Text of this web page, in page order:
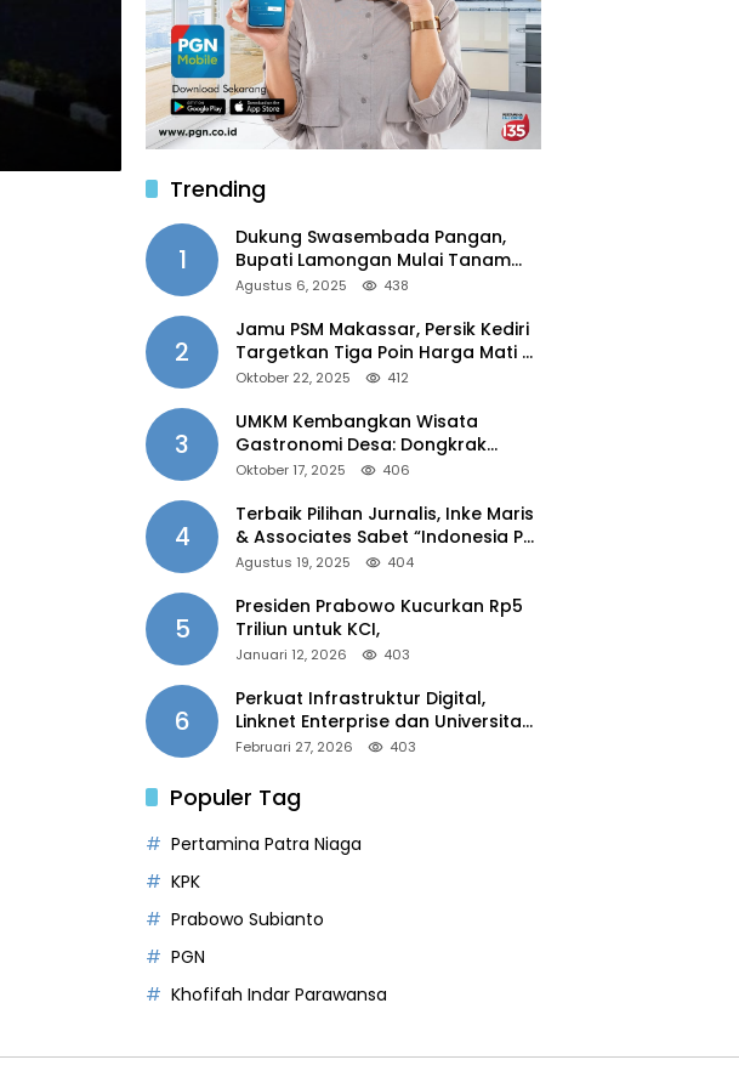
Trending
1
Dukung Swasembada Pangan,
Bupati Lamongan Mulai Tanam
Padi Musim Ketiga
Agustus 6, 2025 438
2
Jamu PSM Makassar, Persik Kediri
Targetkan Tiga Poin Harga Mati di
Kandang
Oktober 22, 2025 412
3
UMKM Kembangkan Wisata
Gastronomi Desa: Dongkrak
Ekonomi Daerah, Perluas Pasar
Oktober 17, 2025 406
4
Terbaik Pilihan Jurnalis, Inke Maris
& Associates Sabet “Indonesia PR
of the Year 2025”
Agustus 19, 2025 404
5
Presiden Prabowo Kucurkan Rp5
Triliun untuk KCI,
Januari 12, 2026 403
6
Perkuat Infrastruktur Digital,
Linknet Enterprise dan Universitas
Jember Jalin Kolaborasi Smart
Februari 27, 2026 403
Populer Tag
Pertamina Patra Niaga
KPK
Prabowo Subianto
PGN
Khofifah Indar Parawansa